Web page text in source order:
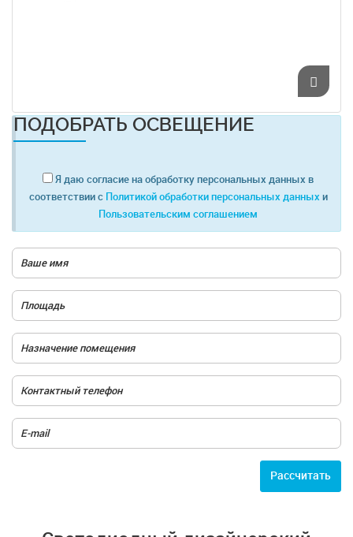
ПОДОБРАТЬ ОСВЕЩЕНИЕ
Я даю согласие на обработку персональных данных в
соответствии с Политикой обработки персональных данных и
Пользовательским соглашением
Расcчитать